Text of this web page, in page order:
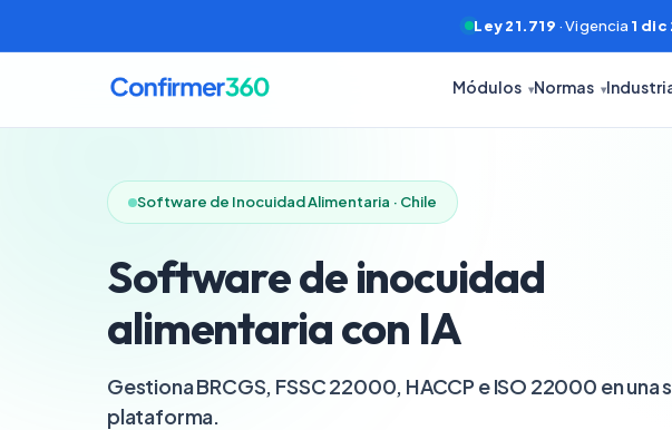
Ley 21.719 · Vigencia 1 dic
Módulos ▾Normas ▾
Software de Inocuidad Alimentaria · Chile
Software de inocuidad
alimentaria con IA
Gestiona BRCGS, FSSC 22000, HACCP e ISO 22000 en una
plataforma.